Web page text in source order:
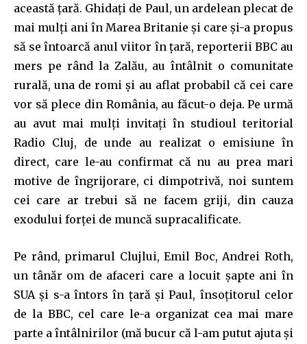
această ţară. Ghidaţi de Paul, un ardelean plecat de
mai mulţi ani în Marea Britanie şi care şi-a propus
să se întoarcă anul viitor în ţară, reporterii BBC au
mers pe rând la Zalău, au întâlnit o comunitate
rurală, una de romi şi au aflat probabil că cei care
vor să plece din România, au făcut-o deja. Pe urmă
au avut mai mulţi invitaţi în studioul teritorial
Radio Cluj, de unde au realizat o emisiune în
direct, care le-au confirmat că nu au prea mari
motive de îngrijorare, ci dimpotrivă, noi suntem
cei care ar trebui să ne facem griji, din cauza
exodului forţei de muncă supracalificate.
Pe rând, primarul Clujlui, Emil Boc, Andrei Roth,
un tânăr om de afaceri care a locuit şapte ani în
SUA şi s-a întors în ţară şi Paul, însoţitorul celor
de la BBC, cel care le-a organizat cea mai mare
parte a întâlnirilor (mă bucur că l-am putut ajuta şi